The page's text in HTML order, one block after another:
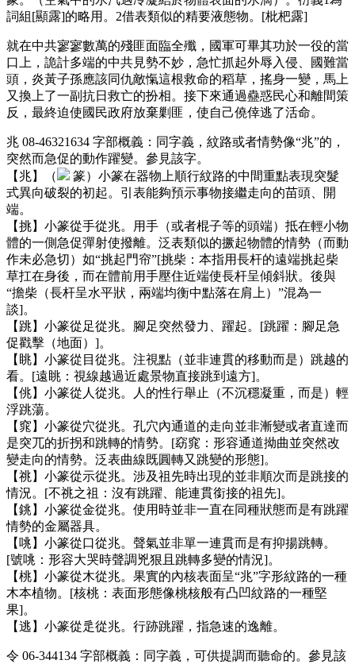
詞組[顯露]的略用。2借表類似的精要液態物。[枇杷露]
就在中共寥寥數萬的殘匪面臨全殲，國軍可畢其功於一役的當
口上，詭計多端的中共見勢不妙，急忙抓起外辱入侵、國難當
頭，炎黃子孫應該同仇敵愾這根救命的稻草，搖身一變，馬上
又換上了一副抗日救亡的扮相。接下來通過蠱惑民心和離間策
反，最終迫使國民政府放棄剿匪，使自己僥倖逃了活命。
兆 08-46321634 字部概義：同字義，紋路或者情勢像“兆”的，
突然而急促的動作躍變。參見該字。
【兆】（
篆）小篆在器物上順行紋路的中間重點表現突髮
式異向破裂的初起。引表能夠預示事物接繼走向的苗頭、開
端。
【挑】小篆從手從兆。用手（或者棍子等的頭端）抵在輕小物
體的一側急促彈射使撥離。泛表類似的撅起物體的情勢（而動
作未必急切）如“挑起門帘”[挑柴：本指用長杆的遠端挑起柴
草扛在身後，而在體前用手壓住近端使長杆呈傾斜狀。後與
“擔柴（長杆呈水平狀，兩端均衡中點落在肩上）”混為一
談]。
【跳】小篆從足從兆。腳足突然發力、躍起。[跳躍：腳足急
促戳擊（地面）]。
【眺】小篆從目從兆。注視點（並非連貫的移動而是）跳越的
看。[遠眺：視線越過近處景物直接跳到遠方]。
【佻】小篆從人從兆。人的性行舉止（不沉穩凝重，而是）輕
浮跳蕩。
【窕】小篆從穴從兆。孔穴內通道的走向並非漸變或者直達而
是突兀的折拐和跳轉的情勢。[窈窕：形容通道拗曲並突然改
變走向的情勢。泛表曲線既圓轉又跳變的形態]。
【祧】小篆從示從兆。涉及祖先時出現的並非順次而是跳接的
情況。[不祧之祖：沒有跳躍、能連貫銜接的祖先]。
【銚】小篆從金從兆。使用時並非一直在同種狀態而是有跳躍
情勢的金屬器具。
【咷】小篆從口從兆。聲氣並非單一連貫而是有抑揚跳轉。
[號咷：形容大哭時聲調兇狠且跳轉多變的情況]。
【桃】小篆從木從兆。果實的內核表面呈“兆”字形紋路的一種
木本植物。[核桃：表面形態像桃核般有凸凹紋路的一種堅
果]。
【逃】小篆從辵從兆。行跡跳躍，指急速的逸離。
令 06-344134 字部概義：同字義，可供提調而聽命的。參見該